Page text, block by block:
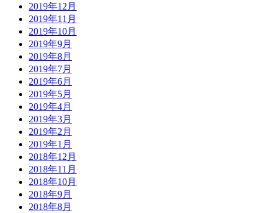
2019年12月
2019年11月
2019年10月
2019年9月
2019年8月
2019年7月
2019年6月
2019年5月
2019年4月
2019年3月
2019年2月
2019年1月
2018年12月
2018年11月
2018年10月
2018年9月
2018年8月